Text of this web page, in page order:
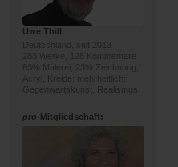
Uwe Thill
Deutschland, seit 2013
283 Werke, 128 Kommentare
63% Malerei, 23% Zeichnung;
Acryl, Kreide; mehrheitlich:
Gegenwartskunst, Realismus
pro-Mitgliedschaft: